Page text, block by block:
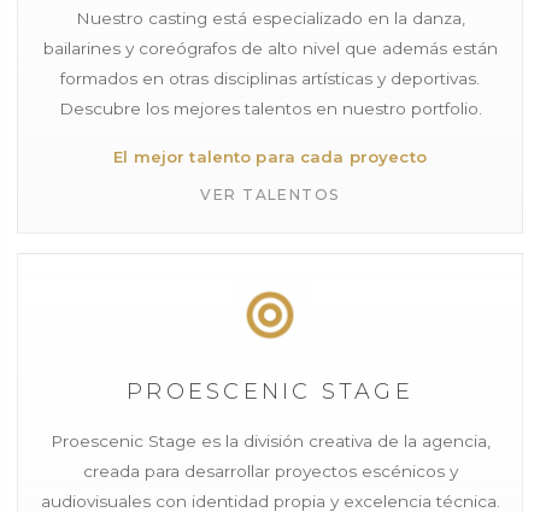
Nuestro casting está especializado en la danza,
bailarines y coreógrafos de alto nivel que además están
formados en otras disciplinas artísticas y deportivas.
Descubre los mejores talentos en nuestro portfolio.
El mejor talento para cada proyecto
VER TALENTOS
PROESCENIC STAGE
Proescenic Stage es la división creativa de la agencia,
creada para desarrollar proyectos escénicos y
audiovisuales con identidad propia y excelencia técnica.